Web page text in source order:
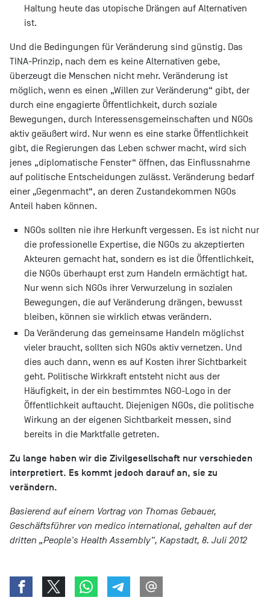
Haltung heute das utopische Drängen auf Alternativen
ist.
Und die Bedingungen für Veränderung sind günstig. Das
TINA-Prinzip, nach dem es keine Alternativen gebe,
überzeugt die Menschen nicht mehr. Veränderung ist
möglich, wenn es einen „Willen zur Veränderung“ gibt, der
durch eine engagierte Öffentlichkeit, durch soziale
Bewegungen, durch Interessensgemeinschaften und NGOs
aktiv geäußert wird. Nur wenn es eine starke Öffentlichkeit
gibt, die Regierungen das Leben schwer macht, wird sich
jenes „diplomatische Fenster“ öffnen, das Einflussnahme
auf politische Entscheidungen zulässt. Veränderung bedarf
einer „Gegenmacht“, an deren Zustandekommen NGOs
Anteil haben können.
NGOs sollten nie ihre Herkunft vergessen. Es ist nicht nur
die professionelle Expertise, die NGOs zu akzeptierten
Akteuren gemacht hat, sondern es ist die Öffentlichkeit,
die NGOs überhaupt erst zum Handeln ermächtigt hat.
Nur wenn sich NGOs ihrer Verwurzelung in sozialen
Bewegungen, die auf Veränderung drängen, bewusst
bleiben, können sie wirklich etwas verändern.
Da Veränderung das gemeinsame Handeln möglichst
vieler braucht, sollten sich NGOs aktiv vernetzen. Und
dies auch dann, wenn es auf Kosten ihrer Sichtbarkeit
geht. Politische Wirkkraft entsteht nicht aus der
Häufigkeit, in der ein bestimmtes NGO-Logo in der
Öffentlichkeit auftaucht. Diejenigen NGOs, die politische
Wirkung an der eigenen Sichtbarkeit messen, sind
bereits in die Marktfalle getreten.
Zu lange haben wir die Zivilgesellschaft nur verschieden
interpretiert. Es kommt jedoch darauf an, sie zu
verändern.
Basierend auf einem Vortrag von Thomas Gebauer,
Geschäftsführer von medico international, gehalten auf der
dritten „People's Health Assembly“, Kapstadt, 8. Juli 2012